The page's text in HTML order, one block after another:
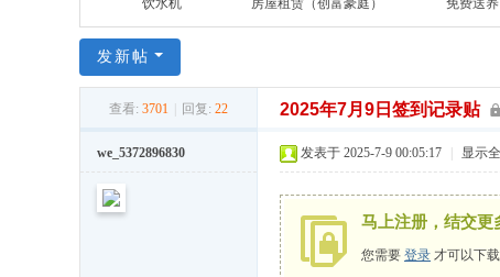
亚
员
饮水机 房屋租赁（创富豪庭） 免费送养
发新帖
查看: 3701 回复: 22 2025年7月9日签到记录贴
we_5372896830 发表于 2025-7-9 00:05:17 显示
马上注册，结交更
您需要 登录 才可以下